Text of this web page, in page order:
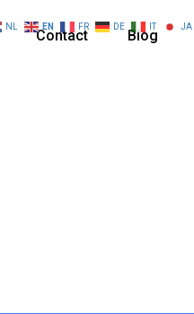
Contact Blog
NL EN FR DE IT JA